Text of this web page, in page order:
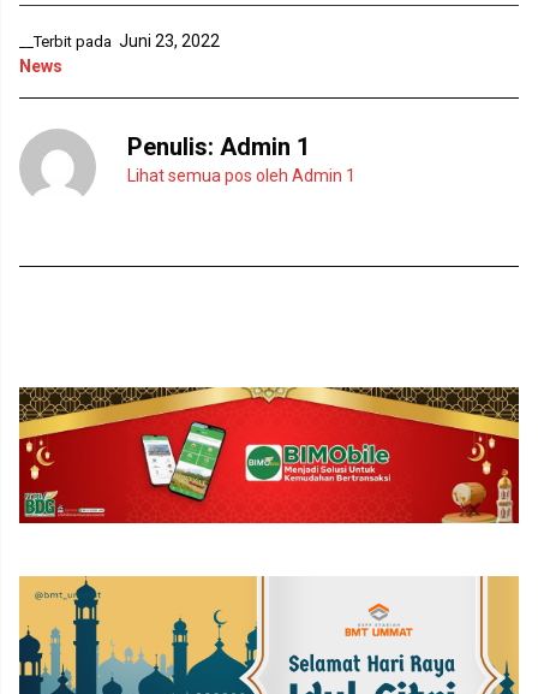
u
)
a
r
__Terbit pada Juni 23, 2022
News
Penulis: Admin 1
Lihat semua pos oleh Admin 1